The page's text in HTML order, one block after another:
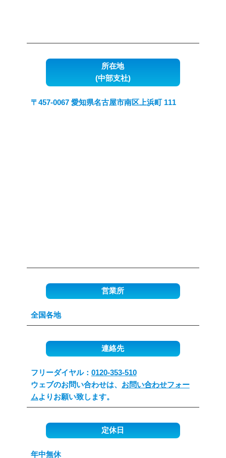
所在地
(中部支社)
〒457-0067 愛知県名古屋市南区上浜町 111
営業所
全国各地
連絡先
フリーダイヤル： 0120-353-510
ウェブのお問い合わせは、 お問い合わせフォー
ムよりお願い致します。
定休日
年中無休